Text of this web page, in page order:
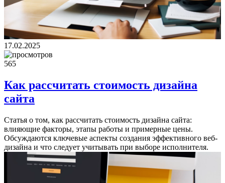
17.02.2025
565
Как рассчитать стоимость дизайна
сайта
Статья о том, как рассчитать стоимость дизайна сайта:
влияющие факторы, этапы работы и примерные цены.
Обсуждаются ключевые аспекты создания эффективного веб-
дизайна и что следует учитывать при выборе исполнителя.